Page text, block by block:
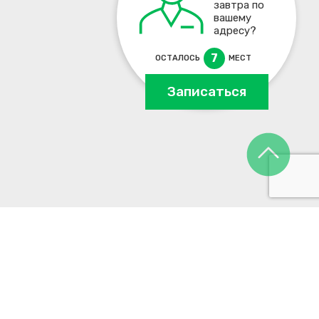
завтра по
вашему
адресу?
ОСТАЛОСЬ 7 МЕСТ
Записаться